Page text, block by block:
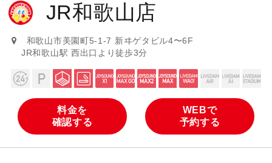
設置カラオケ機種
JOYSOUND X1（最新導入機種）
JOYSOUND MAX GO（曲数豊富・
高音質）
JOYSOUND MAX2（曲数豊富・高
音質）
JOYSOUND MAX（曲数豊富）
LIVE DAM WAO! LIVE DAM AiR
LIVE DAM Ai LIVE DAM STADIUM
JR和歌山店
和歌山市美園町5-1-7 新ヰゲタビル4〜6F
JR和歌山駅 西出口より徒歩3分
料金を
確認する
WEBで
予約する